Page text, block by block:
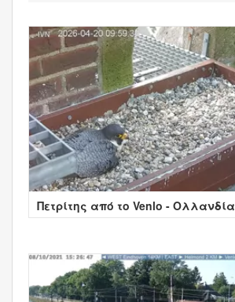
Πετρίτης από το Venlo - Ολλανδία